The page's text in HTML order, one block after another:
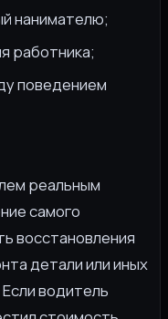
нанимателю;
работника;
поведением
реальным
самого
восстановления
детали или иных
водитель